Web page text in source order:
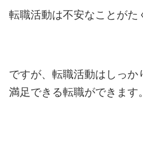
転職活動は不安なことがた
ですが、転職活動はしっ
満足できる転職ができます。